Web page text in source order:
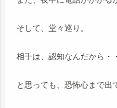
そして、堂々巡り。
相手は、認知なんだから・
と思っても、恐怖心まで出